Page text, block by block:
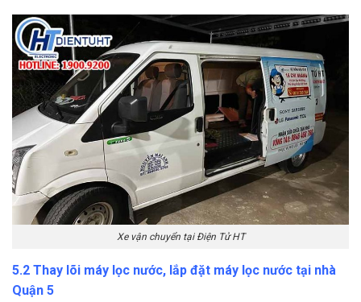
Xe vận chuyển tại Điện Tử HT
5.2 Thay lõi máy lọc nước, lắp đặt máy lọc nước tại nhà
Quận 5